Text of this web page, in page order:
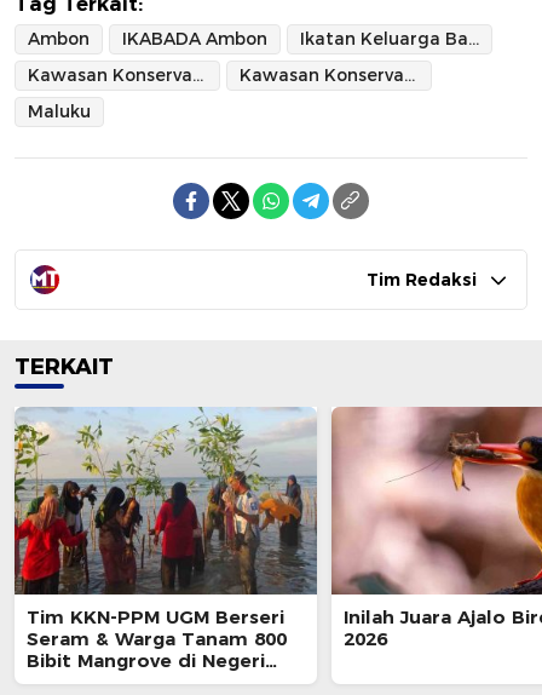
Ambon IKABADA Ambon
Ikatan Keluarga Batumerah Damer Ambon
Kawasan Konservasi Damer
Kawasan Konservasi Pulau Damer
Maluku
Tim Redaksi
TERKAIT
Tim KKN-PPM UGM Berseri
Seram & Warga Tanam 800
Bibit Mangrove di Negeri
Wailulu
Inilah Juara Ajalo
2026